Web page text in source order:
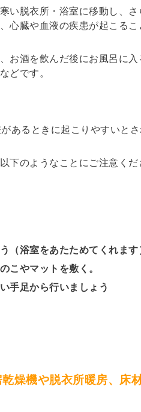
い脱衣所・浴室に移動し、さ
心臓や血液の疾患が起こるこ
お酒を飲んだ後にお風呂に入
どです。
あるときに起こりやすいとさ
下のようなことにご注意くだ
（浴室をあたためてくれます
こやマットを敷く。
手足から行いましょう
燥機や脱衣所暖房、床